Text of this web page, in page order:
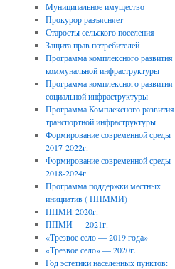
Муниципальное имущество
Прокурор разъясняет
Старосты сельского поселения
Защита прав потребителей
Программа комплексного развития
коммунальной инфраструктуры
Программа комплексного развития
социальной инфраструктуры
Программа Комплексного развития
транспортной инфраструктуры
Формирование современной среды
2017-2022г.
Формирование современной среды
2018-2024г.
Программа поддержки местных
инициатив ( ППММИ)
ППМИ-2020г.
ППМИ — 2021г.
«Трезвое село — 2019 года»
«Трезвое село» — 2020г.
Год эстетики населенных пунктов: